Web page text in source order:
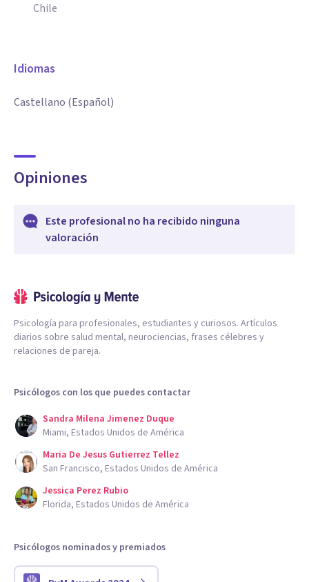
Chile
Idiomas
Castellano (Español)
Opiniones
Este profesional no ha recibido ninguna
valoración
Psicología para profesionales, estudiantes y curiosos. Artículos
diarios sobre salud mental, neurociencias, frases célebres y
relaciones de pareja.
Psicólogos con los que puedes contactar
Sandra Milena Jimenez Duque
Miami, Estados Unidos de América
Maria De Jesus Gutierrez Tellez
San Francisco, Estados Unidos de América
Jessica Perez Rubio
Florida, Estados Unidos de América
Psicólogos nominados y premiados